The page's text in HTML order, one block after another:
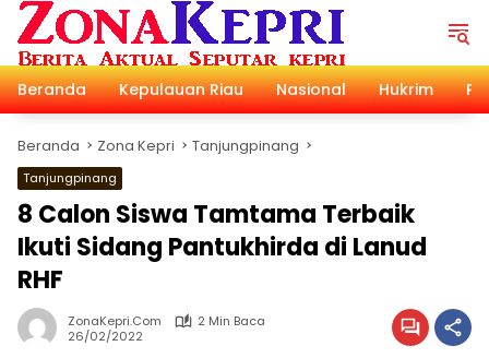
Langsung
konten
Beranda
Kepulauan Riau Nasional Hukrim
Beranda Zona Kepri Tanjungpinang
Tanjungpinang
8 Calon Siswa Tamtama Terbaik
Ikuti Sidang Pantukhirda di Lanud
RHF
ZonaKepri.com
2 Min Baca
26/02/2022